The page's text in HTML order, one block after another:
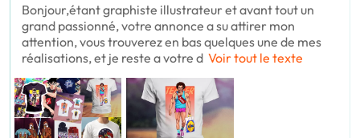
Bonjour,étant graphiste illustrateur et avant tout un
grand passionné, votre annonce a su attirer mon
attention, vous trouverez en bas quelques une de mes
réalisations, et je reste a votre d Voir tout le texte